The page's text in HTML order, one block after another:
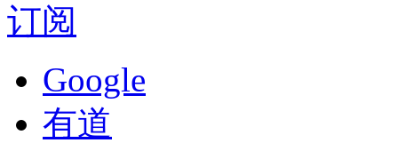
订阅
Google
有道